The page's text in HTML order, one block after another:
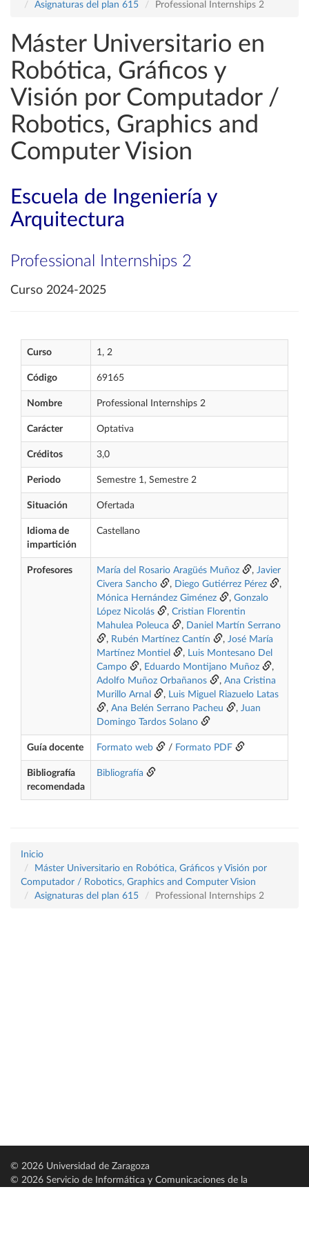
Asignaturas del plan 615
Professional Internships 2
Máster Universitario en
Robótica, Gráficos y
Visión por Computador /
Robotics, Graphics and
Computer Vision
Escuela de Ingeniería y
Arquitectura
Professional Internships 2
Curso 2024-2025
Curso 1, 2
Código 69165
Nombre Professional Internships 2
Carácter Optativa
Créditos 3,0
Periodo Semestre 1, Semestre 2
Situación Ofertada
Idioma de
impartición
Castellano
Profesores María del Rosario Aragüés Muñoz , Javier
Civera Sancho
, Diego Gutiérrez Pérez
,
Mónica Hernández Giménez
, Gonzalo
López Nicolás
, Cristian Florentin
Mahulea Poleuca
, Daniel Martín Serrano
, Rubén Martínez Cantín , José María
Martínez Montiel
, Luis Montesano Del
Campo
, Eduardo Montijano Muñoz
,
Adolfo Muñoz Orbañanos
, Ana Cristina
Murillo Arnal
, Luis Miguel Riazuelo Latas
, Ana Belén Serrano Pacheu , Juan
Domingo Tardos Solano
Guía docente Formato web / Formato PDF
Bibliografía
recomendada
Bibliografía
Inicio
Máster Universitario en Robótica, Gráficos y Visión por
Computador / Robotics, Graphics and Computer Vision
Asignaturas del plan 615
Professional Internships 2
© 2026 Universidad de Zaragoza
© 2026 Servicio de Informática y Comunicaciones de la